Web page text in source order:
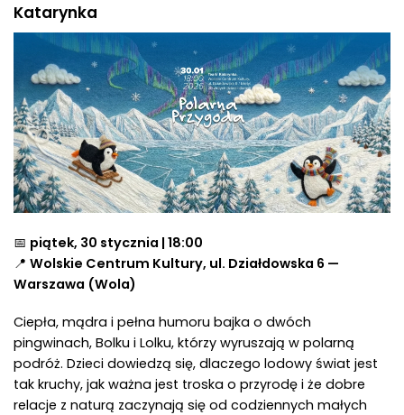
Katarynka
📅 piątek, 30 stycznia | 18:00
📍 Wolskie Centrum Kultury, ul. Działdowska 6 —
Warszawa (Wola)
Ciepła, mądra i pełna humoru bajka o dwóch
pingwinach, Bolku i Lolku, którzy wyruszają w polarną
podróż. Dzieci dowiedzą się, dlaczego lodowy świat jest
tak kruchy, jak ważna jest troska o przyrodę i że dobre
relacje z naturą zaczynają się od codziennych małych